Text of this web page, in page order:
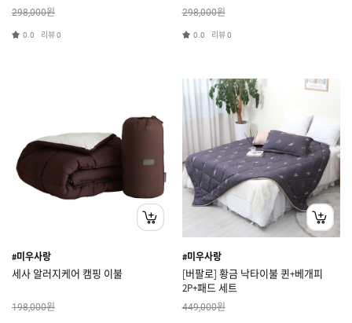
298,000원
0.0 리뷰0
298,000원
0.0 리뷰0
#미우사랑
세사 알러지케어 캠핑 이불
198,000원
#미우사랑
[버팔로] 황금 낙타이불 퀸+베개피
2P+패드 세트
449,000원